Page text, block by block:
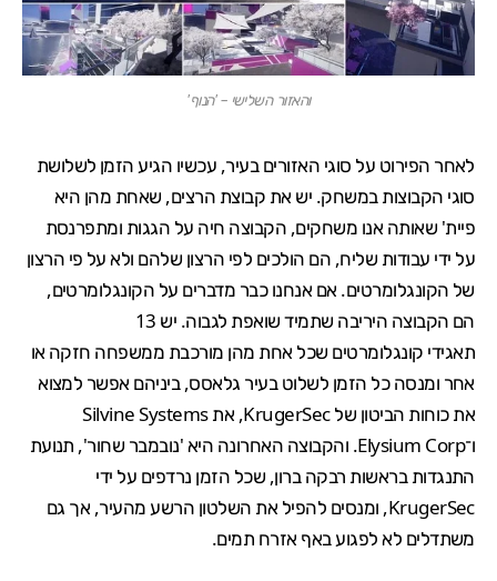
והאזור השלישי – 'הנוף'
לאחר הפירוט על סוגי האזורים בעיר, עכשיו הגיע הזמן לשלושת
סוגי הקבוצות במשחק. יש את קבוצת הרצים, שאחת מהן היא
פיית' שאותה אנו משחקים, הקבוצה חיה על הגגות ומתפרנסת
על ידי עבודות שליח, הם הולכים לפי הרצון שלהם ולא על פי הרצון
של הקונגלומרטים. אם אנחנו כבר מדברים על הקונגלומרטים,
הם הקבוצה היריבה שתמיד שואפת לגבוה. יש 13
תאגידי קונגלומרטים שכל אחת מהן מורכבת ממשפחה חזקה או
אחר ומנסה כל הזמן לשלוט בעיר גלאסס, ביניהם אפשר למצוא
את כוחות הביטון של KrugerSec, את Silvine Systems
ו־Elysium Corp. והקבוצה האחרונה היא 'נובמבר שחור', תנועת
התנגדות בראשות רבקה ברון, שכל הזמן נרדפים על ידי
KrugerSec, ומנסים להפיל את השלטון הרשע מהעיר, אך גם
משתדלים לא לפגוע באף אזרח תמים.